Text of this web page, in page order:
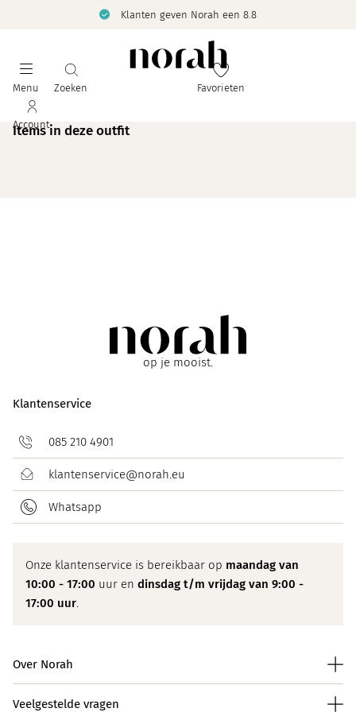
Klanten geven Norah een 8.8
Menu Zoeken Favorieten
Account
Items in deze outfit
op je mooist.
Klantenservice
085 210 4901
klantenservice@norah.eu
Whatsapp
Onze klantenservice is bereikbaar op maandag van
10:00 - 17:00 uur en dinsdag t/m vrijdag van 9:00 -
17:00 uur.
Over Norah
Veelgestelde vragen